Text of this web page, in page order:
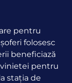
pentru
folosesc
beneficiază
pentru
stația de